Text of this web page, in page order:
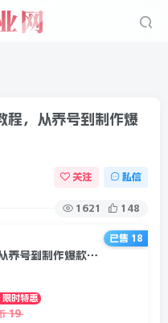
程，从养号到制作爆
关注 私信
1621 148
（2887期）抖音独家起号教程，从养号到制作爆款视频【保姆级教程】
限时特惠
19
已售 18